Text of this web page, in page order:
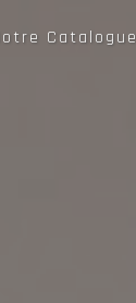
Catalogue